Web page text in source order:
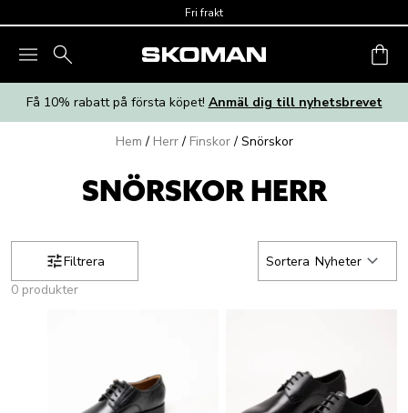
Fri frakt
Få 10% rabatt på första köpet! Anmäl dig till nyhetsbrevet
Hem / Herr / Finskor / Snörskor
SNÖRSKOR HERR
Filtrera Sortera Nyheter
0 produkter